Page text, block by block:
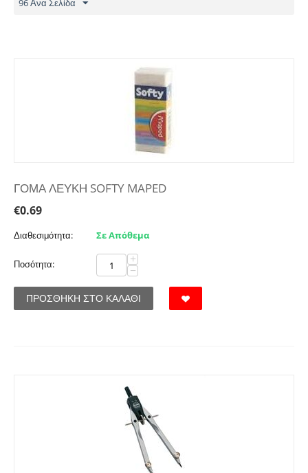
96 Ανα Σελίδα
ΓΟΜΑ ΛΕΥΚΗ SOFTY MAPED
€0.69
Διαθεσιμότητα: Σε Απόθεμα
Ποσότητα: +
−
ΠΡΟΣΘΉΚΗ ΣΤΟ ΚΑΛΆΘΙ